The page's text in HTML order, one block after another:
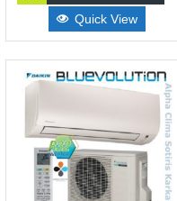
Quick View